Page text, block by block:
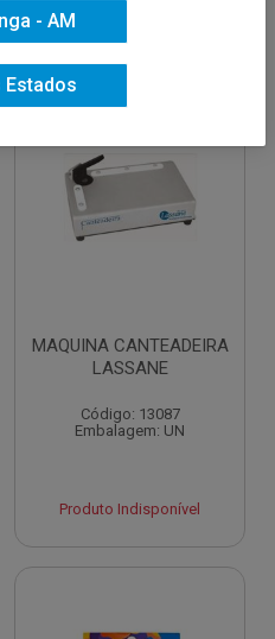
MAQUINA CANTEADEIRA
LASSANE
Código: 13087
Embalagem: UN
Produto Indisponível
- AM
Estados